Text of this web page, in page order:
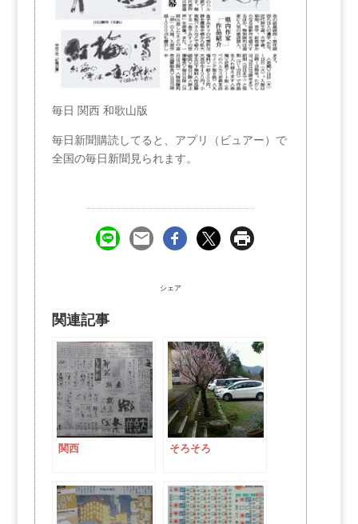
毎日 関西 和歌山版
毎日新聞購読してると、アプリ（ビュアー）で
全国の毎日新聞見られます。
シェア
関連記事
関西 そろそろ